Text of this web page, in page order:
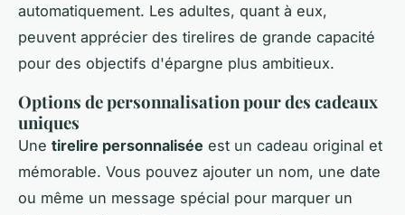
automatiquement. Les adultes, quant à eux,
peuvent apprécier des tirelires de grande capacité
pour des objectifs d'épargne plus ambitieux.
Options de personnalisation pour des cadeaux
uniques
Une tirelire personnalisée est un cadeau original et
mémorable. Vous pouvez ajouter un nom, une date
ou même un message spécial pour marquer un